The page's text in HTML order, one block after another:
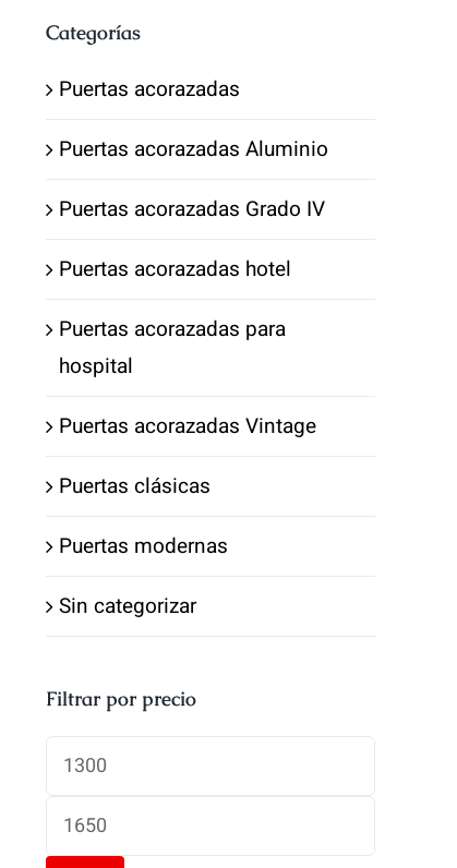
Categorías
Puertas acorazadas
Puertas acorazadas Aluminio
Puertas acorazadas Grado IV
Puertas acorazadas hotel
Puertas acorazadas para
hospital
Puertas acorazadas Vintage
Puertas clásicas
Puertas modernas
Sin categorizar
Filtrar por precio
Precio
Precio
máximo